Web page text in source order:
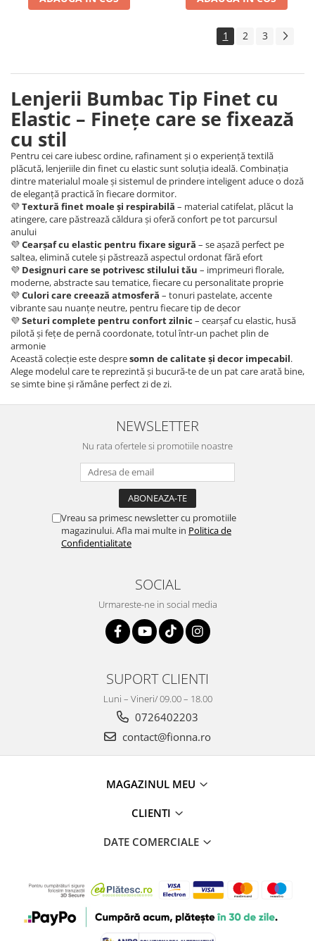
1 2 3
Lenjerii Bumbac Tip Finet cu
Elastic – Finețe care se fixează
cu stil
Pentru cei care iubesc ordine, rafinament și o experiență textilă
plăcută, lenjeriile din finet cu elastic sunt soluția ideală. Combinația
dintre materialul moale și sistemul de prindere inteligent aduce o doză
de eleganță practică în fiecare dormitor.
💜Textură finet moale și respirabilă – material catifelat, plăcut la
atingere, care păstrează căldura și oferă confort pe tot parcursul
anului
💜Cearșaf cu elastic pentru fixare sigură – se așază perfect pe
saltea, elimină cutele și păstrează aspectul ordonat fără efort
💜 Designuri care se potrivesc stilului tău – imprimeuri florale,
moderne, abstracte sau tematice, fiecare cu personalitate proprie
💜Culori care creează atmosferă – tonuri pastelate, accente
vibrante sau nuanțe neutre, pentru fiecare tip de decor
💜Seturi complete pentru confort zilnic – cearșaf cu elastic, husă
pilotă și fețe de pernă coordonate, totul într-un pachet plin de
armonie
Această colecție este despresomn de calitate și decor impecabil.
Alege modelul care te reprezintă și bucură-te de un pat care arată bine,
se simte bine și rămâne perfect zi de zi.
NEWSLETTER
Nu rata ofertele si promotiile noastre
Vreau sa primesc newsletter cu promotiile
magazinului. Afla mai multe in Politica de
Confidentialitate
SOCIAL
Urmareste-ne in social media
SUPORT CLIENTI
Luni – Vineri/ 09.00 – 18.00
0726402203
contact@fionna.ro
MAGAZINUL MEU
CLIENTI
DATE COMERCIALE